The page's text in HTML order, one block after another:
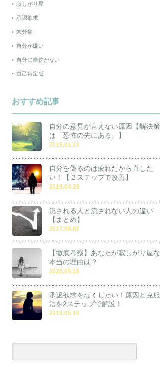
寂しがり屋
承認欲求
未分類
自分が嫌い
自分に自信がない
自己肯定感
おすすめ記事
自分の意見が言えない原因【解決策
は「恐怖の先にある」】
2015.01.14
自分を偽るのは疲れたから直した
い！【２ステップで改善】
2019.04.28
流される人と流されない人の違い
【まとめ】
2017.06.02
【徹底考察】あなたが寂しがり屋な
本当の理由は？
2020.05.18
承認欲求をなくしたい！原因と克服
法を2ステップで解説！
2018.05.19